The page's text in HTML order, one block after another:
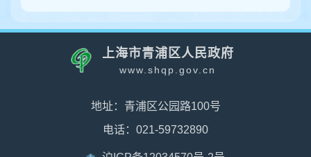
上海市青浦区人民政府
www.shqp.gov.cn
地址：青浦区公园路100号
电话：021-59732890